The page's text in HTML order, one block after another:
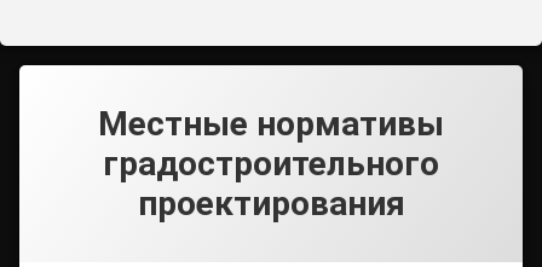
Местные нормативы
градостроительного
проектирования